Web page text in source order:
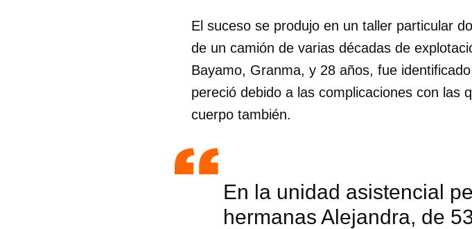
El suceso se produjo en un taller particular
de un camión de varias décadas de
Bayamo, Granma, y 28 años, fue
pereció debido a las complicaciones con las
cuerpo también.
En la unidad asistencial
hermanas Alejandra, de